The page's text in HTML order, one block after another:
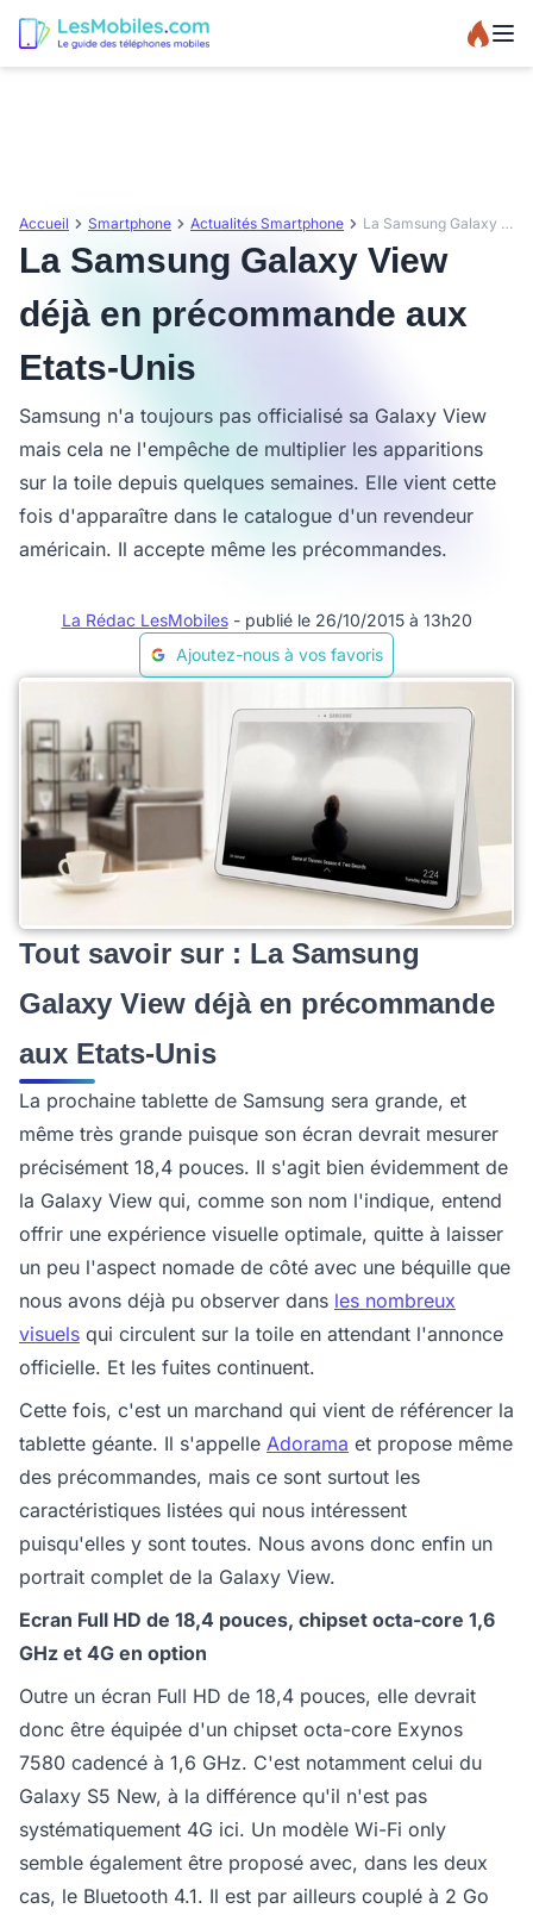
Accueil Smartphone Actualités Smartphone La Samsung Galaxy View déjà en précommande aux Etats-Unis
La Samsung Galaxy View
déjà en précommande aux
Etats-Unis
Samsung n'a toujours pas officialisé sa Galaxy View
mais cela ne l'empêche de multiplier les apparitions
sur la toile depuis quelques semaines. Elle vient cette
fois d'apparaître dans le catalogue d'un revendeur
américain. Il accepte même les précommandes.
La Rédac LesMobiles - publié le 26/10/2015 à 13h20
Ajoutez-nous à vos favoris
Tout savoir sur : La Samsung
Galaxy View déjà en précommande
aux Etats-Unis
La prochaine tablette de Samsung sera grande, et
même très grande puisque son écran devrait mesurer
précisément 18,4 pouces. Il s'agit bien évidemment de
la Galaxy View qui, comme son nom l'indique, entend
offrir une expérience visuelle optimale, quitte à laisser
un peu l'aspect nomade de côté avec une béquille que
nous avons déjà pu observer dans les nombreux
visuels qui circulent sur la toile en attendant l'annonce
officielle. Et les fuites continuent.
Cette fois, c'est un marchand qui vient de référencer la
tablette géante. Il s'appelle Adorama et propose même
des précommandes, mais ce sont surtout les
caractéristiques listées qui nous intéressent
puisqu'elles y sont toutes. Nous avons donc enfin un
portrait complet de la Galaxy View.
Ecran Full HD de 18,4 pouces, chipset octa-core 1,6
GHz et 4G en option
Outre un écran Full HD de 18,4 pouces, elle devrait
donc être équipée d'un chipset octa-core Exynos
7580 cadencé à 1,6 GHz. C'est notamment celui du
Galaxy S5 New, à la différence qu'il n'est pas
systématiquement 4G ici. Un modèle Wi-Fi only
semble également être proposé avec, dans les deux
cas, le Bluetooth 4.1. Il est par ailleurs couplé à 2 Go